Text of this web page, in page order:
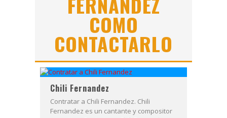
Vi Em
Los Ángeles Azules
COMO
CONTACTARLO
Chili Fernandez
Contratar a Chili Fernandez. Chili
Fernandez es un cantante y compositor